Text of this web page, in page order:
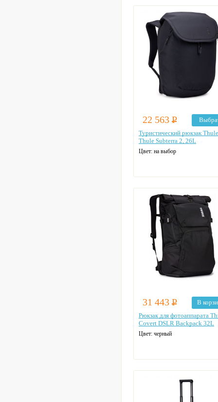
22 563 Р
Туристический рюкзак Thule
Thule Subterra 2, 26L
Цвет: на выбор
31 443 Р
В
Рюкзак для фотоаппарата
Covert DSLR Backpack 32L
Цвет: черный